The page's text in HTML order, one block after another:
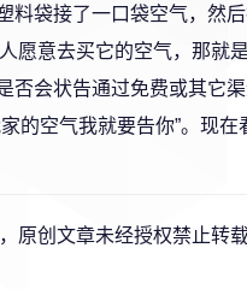
料袋接了一口袋空气，然
愿意去买它的空气，那就
否会状告通过免费或其它
的空气我就要告你”。现
，原创文章未经授权禁止转